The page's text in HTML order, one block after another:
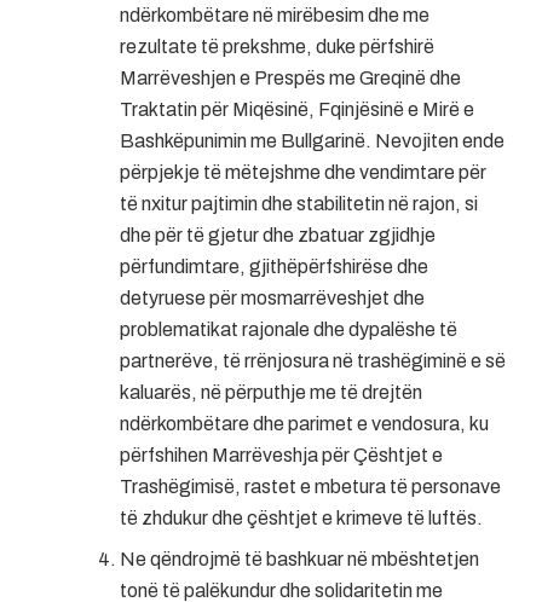
ndërkombëtare në mirëbesim dhe me
rezultate të prekshme, duke përfshirë
Marrëveshjen e Prespës me Greqinë dhe
Traktatin për Miqësinë, Fqinjësinë e Mirë e
Bashkëpunimin me Bullgarinë. Nevojiten ende
përpjekje të mëtejshme dhe vendimtare për
të nxitur pajtimin dhe stabilitetin në rajon, si
dhe për të gjetur dhe zbatuar zgjidhje
përfundimtare, gjithëpërfshirëse dhe
detyruese për mosmarrëveshjet dhe
problematikat rajonale dhe dypalëshe të
partnerëve, të rrënjosura në trashëgiminë e së
kaluarës, në përputhje me të drejtën
ndërkombëtare dhe parimet e vendosura, ku
përfshihen Marrëveshja për Çështjet e
Trashëgimisë, rastet e mbetura të personave
të zhdukur dhe çështjet e krimeve të luftës.
Ne qëndrojmë të bashkuar në mbështetjen
tonë të palëkundur dhe solidaritetin me